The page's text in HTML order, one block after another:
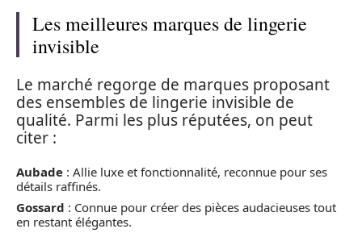
Les meilleures marques de lingerie
invisible
Le marché regorge de marques proposant
des ensembles de lingerie invisible de
qualité. Parmi les plus réputées, on peut
citer :
Aubade : Allie luxe et fonctionnalité, reconnue pour ses
détails raffinés.
Gossard : Connue pour créer des pièces audacieuses tout
en restant élégantes.